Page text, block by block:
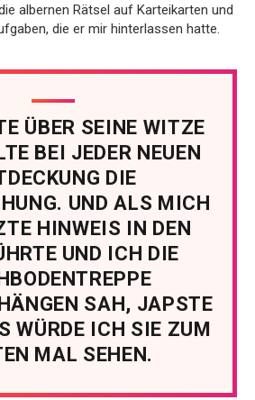
albernen Rätsel auf Karteikarten und
die er mir hinterlassen hatte.
ÜBER SEINE WITZE
BEI JEDER NEUEN
DIE
UND ALS MICH
HINWEIS IN DEN
UND ICH DIE
SAH, JAPSTE
WÜRDE ICH SIE ZUM
MAL SEHEN.